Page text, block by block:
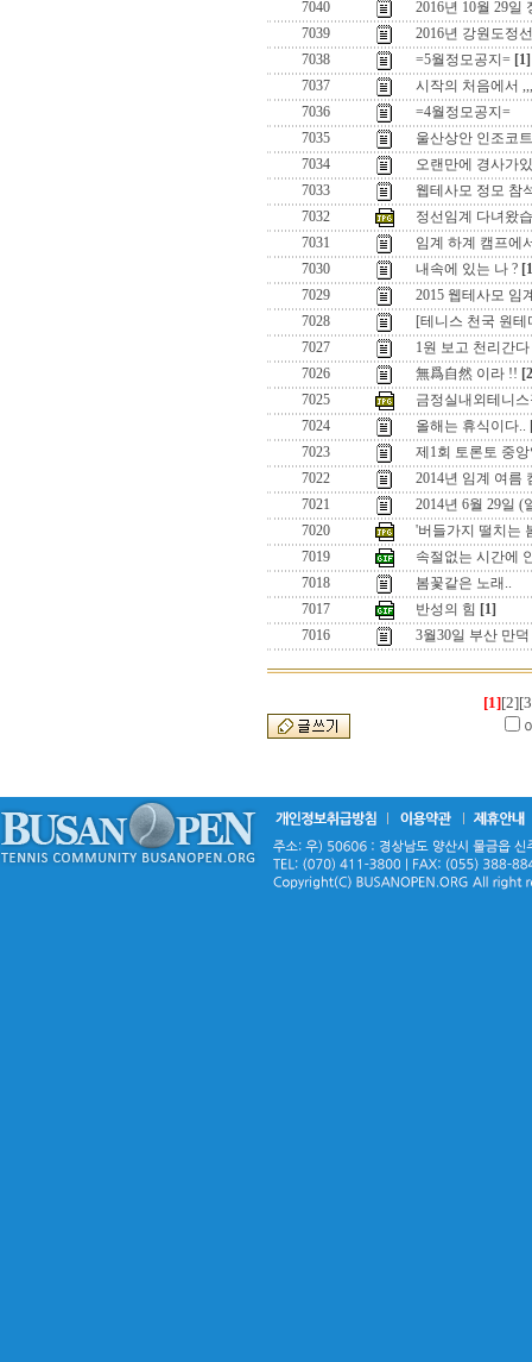
7040
2016년 10월 29일
7039
2016년 강원도정
7038
=5월정모공지= [1]
7037
시작의 처음에서 ,,,
7036
=4월정모공지=
7035
울산상안 인조코
7034
오랜만에 경사가
7033
웹테사모 정모 참
7032
정선임계 다녀왔
7031
임계 하계 캠프에
7030
내속에 있는 나 ?
7029
2015 웹테사모 임
7028
[테니스 천국 원
7027
1원 보고 천리간
7026
無爲自然 이라 !!
7025
금정실내외테니
7024
올해는 휴식이다..
7023
제1회 토론토 중
7022
2014년 임계 여름
7021
2014년 6월 29일
7020
'버들가지 떨치는
7019
속절없는 시간에
7018
봄꽃같은 노래..
7017
반성의 힘 [1]
7016
3월30일 부산 만
[1][2]